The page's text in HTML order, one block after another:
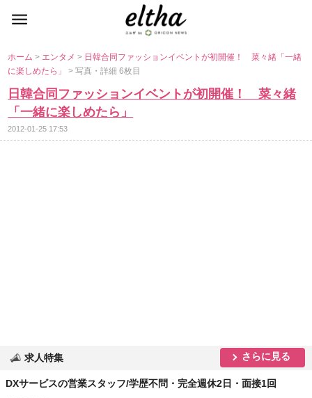
ホーム> エンタメ> 日韓合同ファッションイベントが初開催！ 菜々緒「一緒
に楽しめたら」> 写真・詳細 6枚目
日韓合同ファッションイベントが初開催！ 菜々緒
「一緒に楽しめたら」
2012-01-25 17:53
求人特集 さらに見る
DXサービスの営業スタッフ/学歴不問・完全週休2日・面接1回